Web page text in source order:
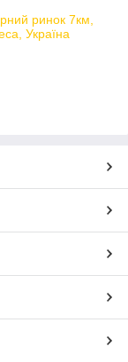
ринок 7км,
Україна